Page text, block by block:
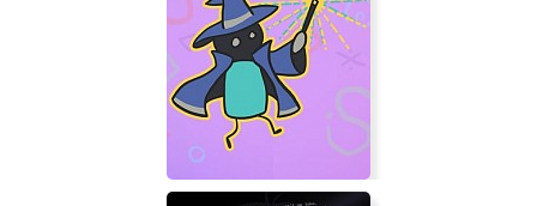
ReCore: Definitive Edition